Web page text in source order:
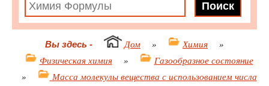
Вы здесь - Дом » Химия
»
Физическая химия
»
Газообразное состояние
»
Масса молекулы вещества с использованием числа